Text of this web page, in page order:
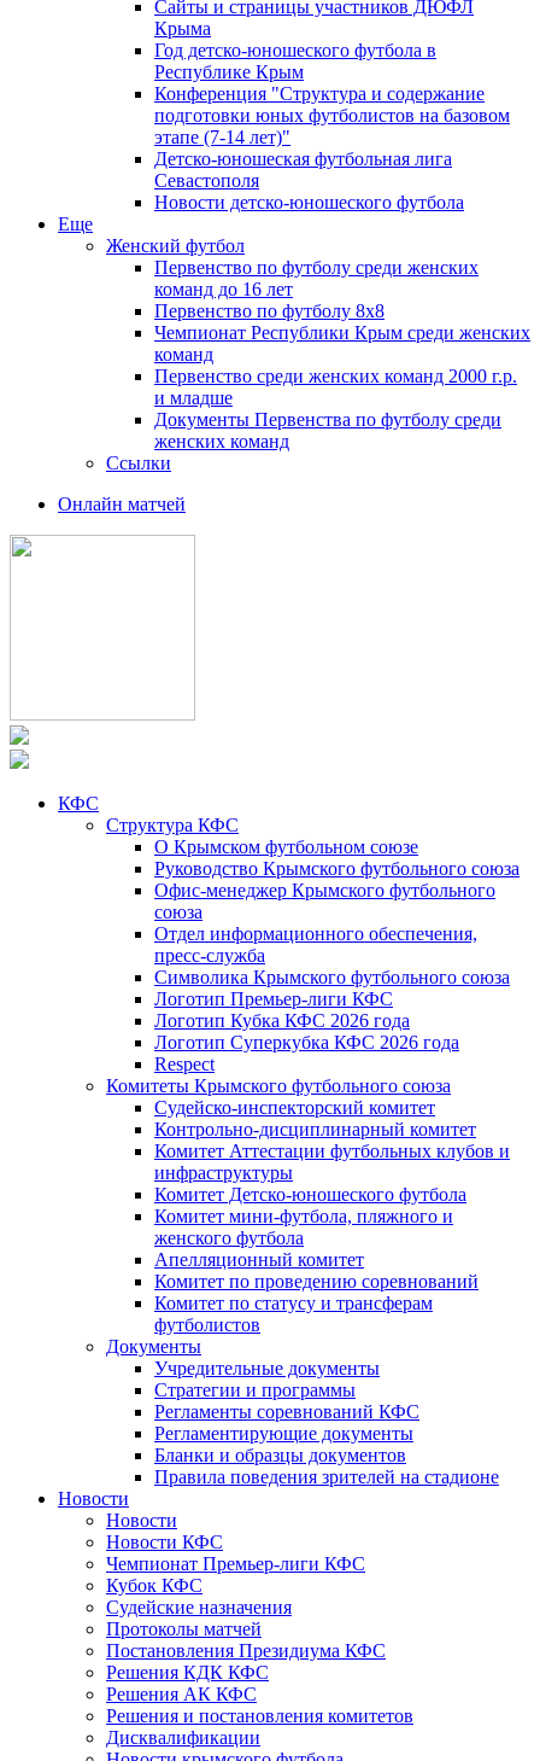
Сайты и страницы участников ДЮФЛ
Крыма
Год детско-юношеского футбола в
Республике Крым
Конференция "Структура и содержание
подготовки юных футболистов на базовом
этапе (7-14 лет)"
Детско-юношеская футбольная лига
Севастополя
Новости детско-юношеского футбола
Еще
Женский футбол
Первенство по футболу среди женских
команд до 16 лет
Первенство по футболу 8х8
Чемпионат Республики Крым среди женских
команд
Первенство среди женских команд 2000 г.р.
и младше
Документы Первенства по футболу среди
женских команд
Ссылки
Онлайн матчей
КФС
Структура КФС
О Крымском футбольном союзе
Руководство Крымского футбольного союза
Офис-менеджер Крымского футбольного
союза
Отдел информационного обеспечения,
пресс-служба
Символика Крымского футбольного союза
Логотип Премьер-лиги КФС
Логотип Кубка КФС 2026 года
Логотип Суперкубка КФС 2026 года
Respect
Комитеты Крымского футбольного союза
Судейско-инспекторский комитет
Контрольно-дисциплинарный комитет
Комитет Аттестации футбольных клубов и
инфраструктуры
Комитет Детско-юношеского футбола
Комитет мини-футбола, пляжного и
женского футбола
Апелляционный комитет
Комитет по проведению соревнований
Комитет по статусу и трансферам
футболистов
Документы
Учредительные документы
Стратегии и программы
Регламенты соревнований КФС
Регламентирующие документы
Бланки и образцы документов
Правила поведения зрителей на стадионе
Новости
Новости
Новости КФС
Чемпионат Премьер-лиги КФС
Кубок КФС
Судейские назначения
Протоколы матчей
Постановления Президиума КФС
Решения КДК КФС
Решения АК КФС
Решения и постановления комитетов
Дисквалификации